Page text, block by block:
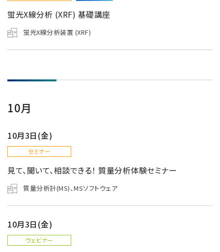
蛍光X線分析 (XRF) 基礎講座
蛍光X線分析装置 (XRF)
10月
10月3日(金)
セミナー
見て、聞いて、相談できる！ 質量分析体験セミナー
質量分析計(MS)、MSソフトウェア
10月3日(金)
ウェビナー